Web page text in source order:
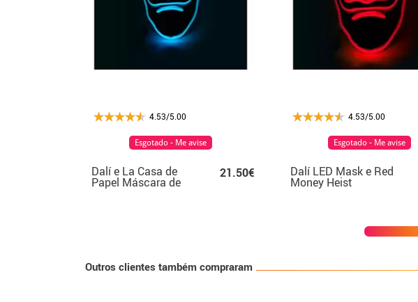
4.53/5.00
Dalí e La Casa de
Papel Máscara de
LED azul
21.50€
Esgotado - Me avise
4.53/5.00
Dalí LED Mask e Red
Money Heist
Esgotado - Me avise
Outros clientes também compraram